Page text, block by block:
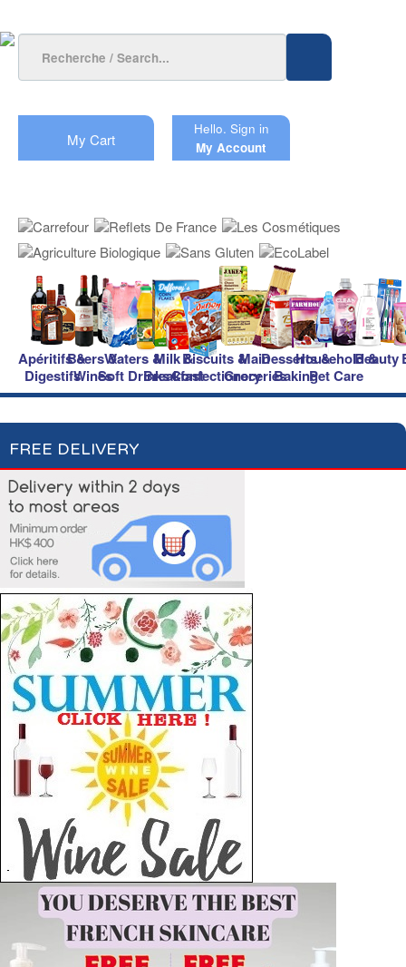
My Cart
Hello. Sign in
My Account
Apéritifs &
Digestifs
Beers &
Wines
Waters &
Soft Drinks
Milk &
Breakfast
Biscuits &
Confectionery
Main
Groceries
Desserts &
Baking
Household &
Pet Care
Beauty
FREE DELIVERY